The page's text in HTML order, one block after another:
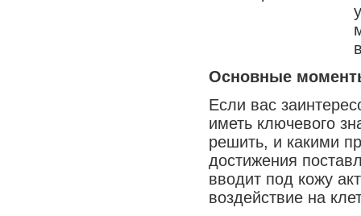
Основные
Если вас
иметь ключевого
решить, и какими
достижения
вводит под кожу
воздействие на